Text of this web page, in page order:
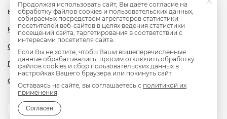
Новости
Контакты
Охрана труда
Политика обработки персональных данных
Сведения об образовательной организации
Продолжая использовать сайт, Вы даете согласие на
обработку файлов cookies и пользовательских данных,
собираемых посредством агрегаторов статистики
посетителей веб-сайтов в целях ведения статистики
посещений сайта, таргетирования в соответствии с
интересами посетителя сайта.
Если Вы не хотите, чтобы Ваши вышеперечисленные
данные обрабатывались, просим отключить обработку
файлов cookies и сбор пользовательских данных в
настройках Вашего браузера или покинуть сайт.
Оставаясь на сайте, вы соглашаетесь с политикой их
применения.
Согласен